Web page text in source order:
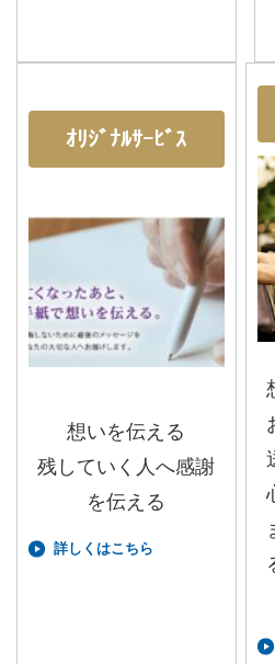
ｵﾘｼﾞﾅﾙｻｰﾋﾞｽ
想いを伝える
残していく人へ感謝
を伝える
詳しくはこちら